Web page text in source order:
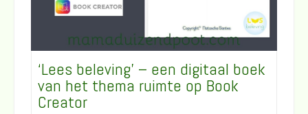
‘Lees beleving’ – een digitaal boek
van het thema ruimte op Book
Creator